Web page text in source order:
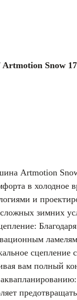
Snow
Artmotion
в
и
зимних
вам полный